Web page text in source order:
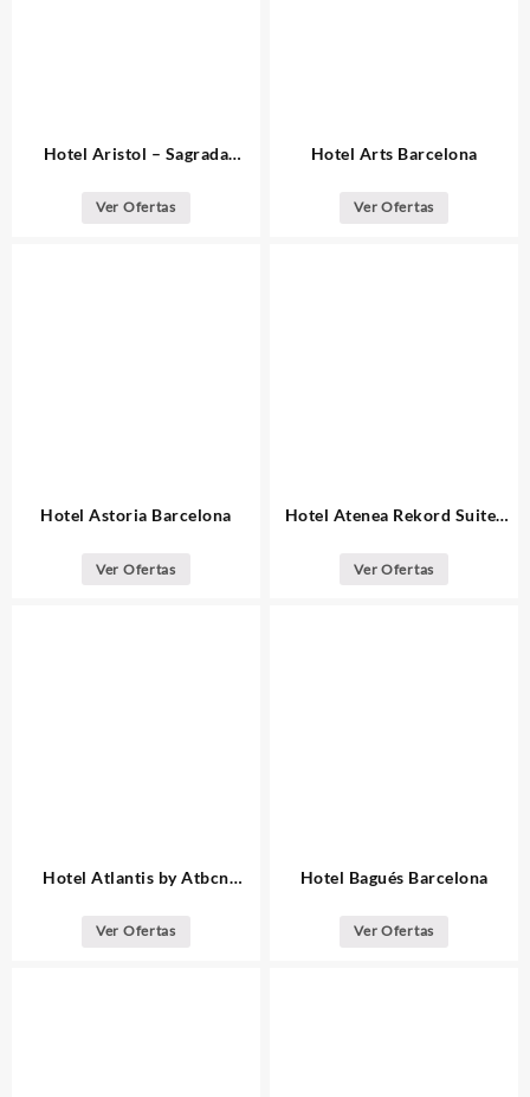
Hotel Aristol – Sagrada
Ver Ofertas
Hotel Arts Barcelona
Ver Ofertas
Hotel Astoria Barcelona
Ver Ofertas
Hotel Atenea Rekord Suites
Ver Ofertas
Hotel Atlantis by Atbcn
Ver Ofertas
Hotel Bagués Barcelona
Ver Ofertas